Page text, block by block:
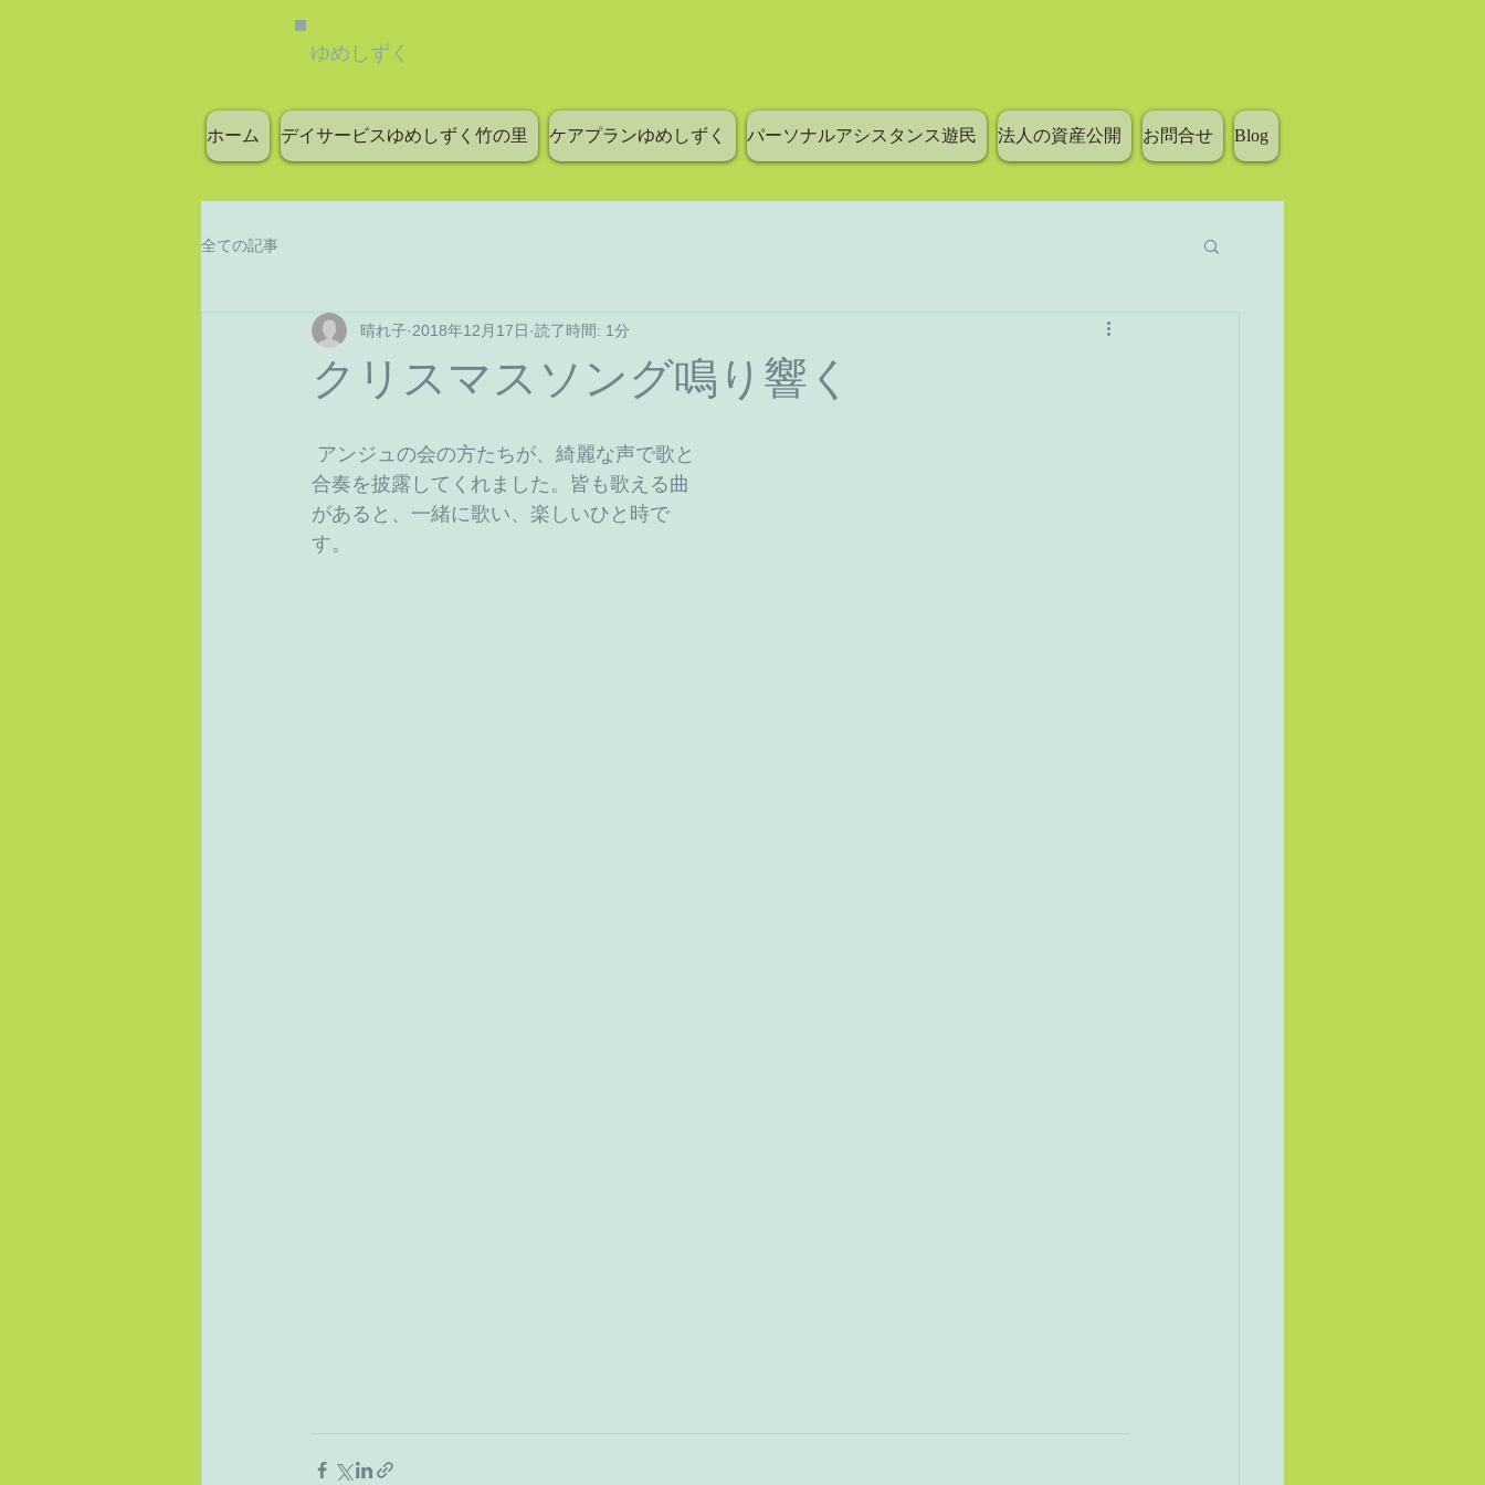
ゆめしずく
ホーム デイサービスゆめしずく竹の里 ケアプランゆめしずく パーソナルアシスタンス遊民 法人の資産公開 お問合せ Blog
全ての記事
クリスマスソング鳴り響く
晴れ子 2018年12月17日 読了時間: 1分
合奏を披露してくれました。皆も歌える曲
があると、一緒に歌い、楽しいひと時で
す。